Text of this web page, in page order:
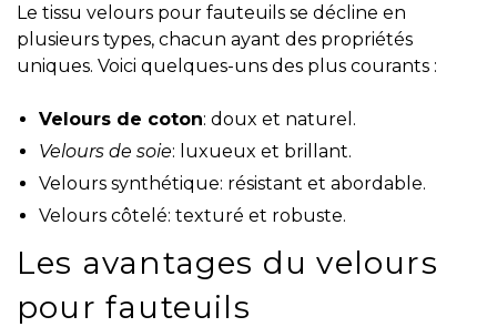
Le tissu velours pour fauteuils se décline en
plusieurs types, chacun ayant des propriétés
uniques. Voici quelques-uns des plus courants :
Velours de coton: doux et naturel.
Velours de soie: luxueux et brillant.
Velours synthétique: résistant et abordable.
Velours côtelé: texturé et robuste.
Les avantages du velours
pour fauteuils